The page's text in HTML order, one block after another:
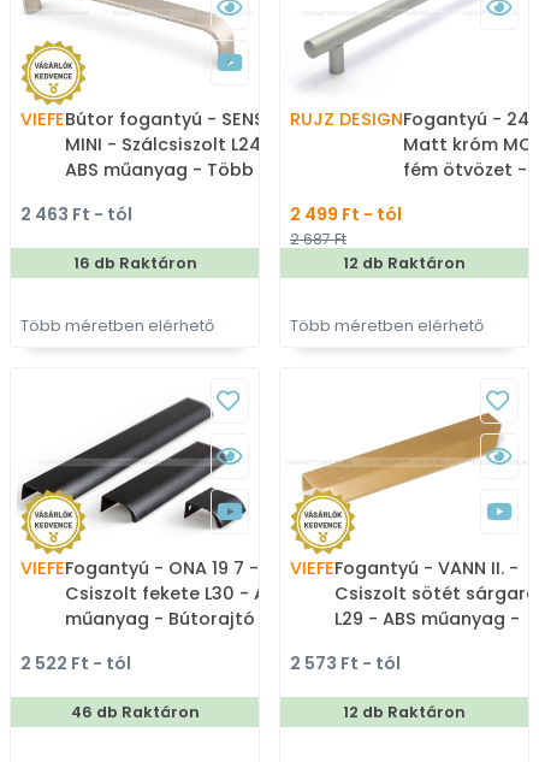
VIEFEBútor fogantyú - SENSE
MINI - Szálcsiszolt L24 -
ABS műanyag - Több
bútorfogantyú
2 463 Ft - tól
16 db Raktáron
Több méretben elérhető
RUJZ DESIGNFogantyú -
Matt króm
fém ötvözet -
2 499 Ft - tól
2 687 Ft
12 db Raktáron
Több méretben elérhető
VIEFEFogantyú - ONA 19 7 -
Csiszolt fekete L30 - ABS
műanyag - Bútorajtó
fém fogantyú
2 522 Ft - tól
46 db Raktáron
VIEFEFogantyú - VANN II. -
Csiszolt sötét
L29 - ABS műanyag -
színes fém fogantyú
2 573 Ft - tól
12 db Raktáron